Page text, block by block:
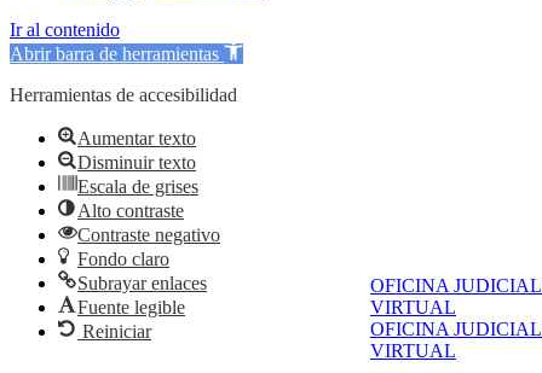
OFICINA JUDICIAL
VIRTUAL
OFICINA JUDICIAL
VIRTUAL
Ir al contenido
Abrir barra de herramientas
Herramientas de accesibilidad
Aumentar texto
Disminuir texto
Escala de grises
Alto contraste
Contraste negativo
Fondo claro
Subrayar enlaces
Fuente legible
Reiniciar